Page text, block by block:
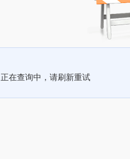
正在查询中，请刷新重试